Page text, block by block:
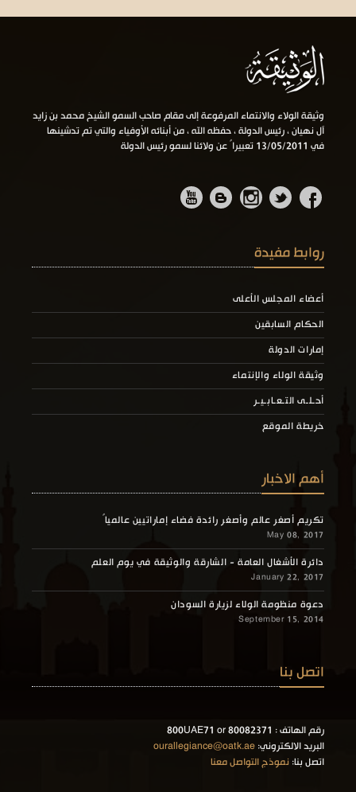
وثيقة الولاء والانتماء المرفوعة إلى مقام صاحب السمو الشيخ محمد بن زايد
آل نهيان ، رئيس الدولة ، حفظه الله ، من أبنائه الأوفياء والتي تم تدشينها
في 13/05/2011 تعبيراً عن ولائنا لسمو رئيس الدولة
روابط مفيدة
أعضاء المجلس الأعلى
الحكام السابقين
إمارات الدولة
وثيقة الولاء والإنتماء
أحـلـى التـعـابـيـر
خريطة الموقع
أهم الاخبار
تكريم أصغر عالم وأصغر رائدة فضاء إماراتيين عالمياً
May 08, 2017
دائرة الأشغال العامة - الشارقة والوثيقة في يوم العلم
January 22, 2017
دعوة منظومة الولاء لزيارة السودان
September 15, 2014
اتصل بنا
رقم الهاتف : 800UAE71 or 80082371
البريد الالكتروني:ourallegiance@oatk.ae
اتصل بنا:نموذج التواصل معنا